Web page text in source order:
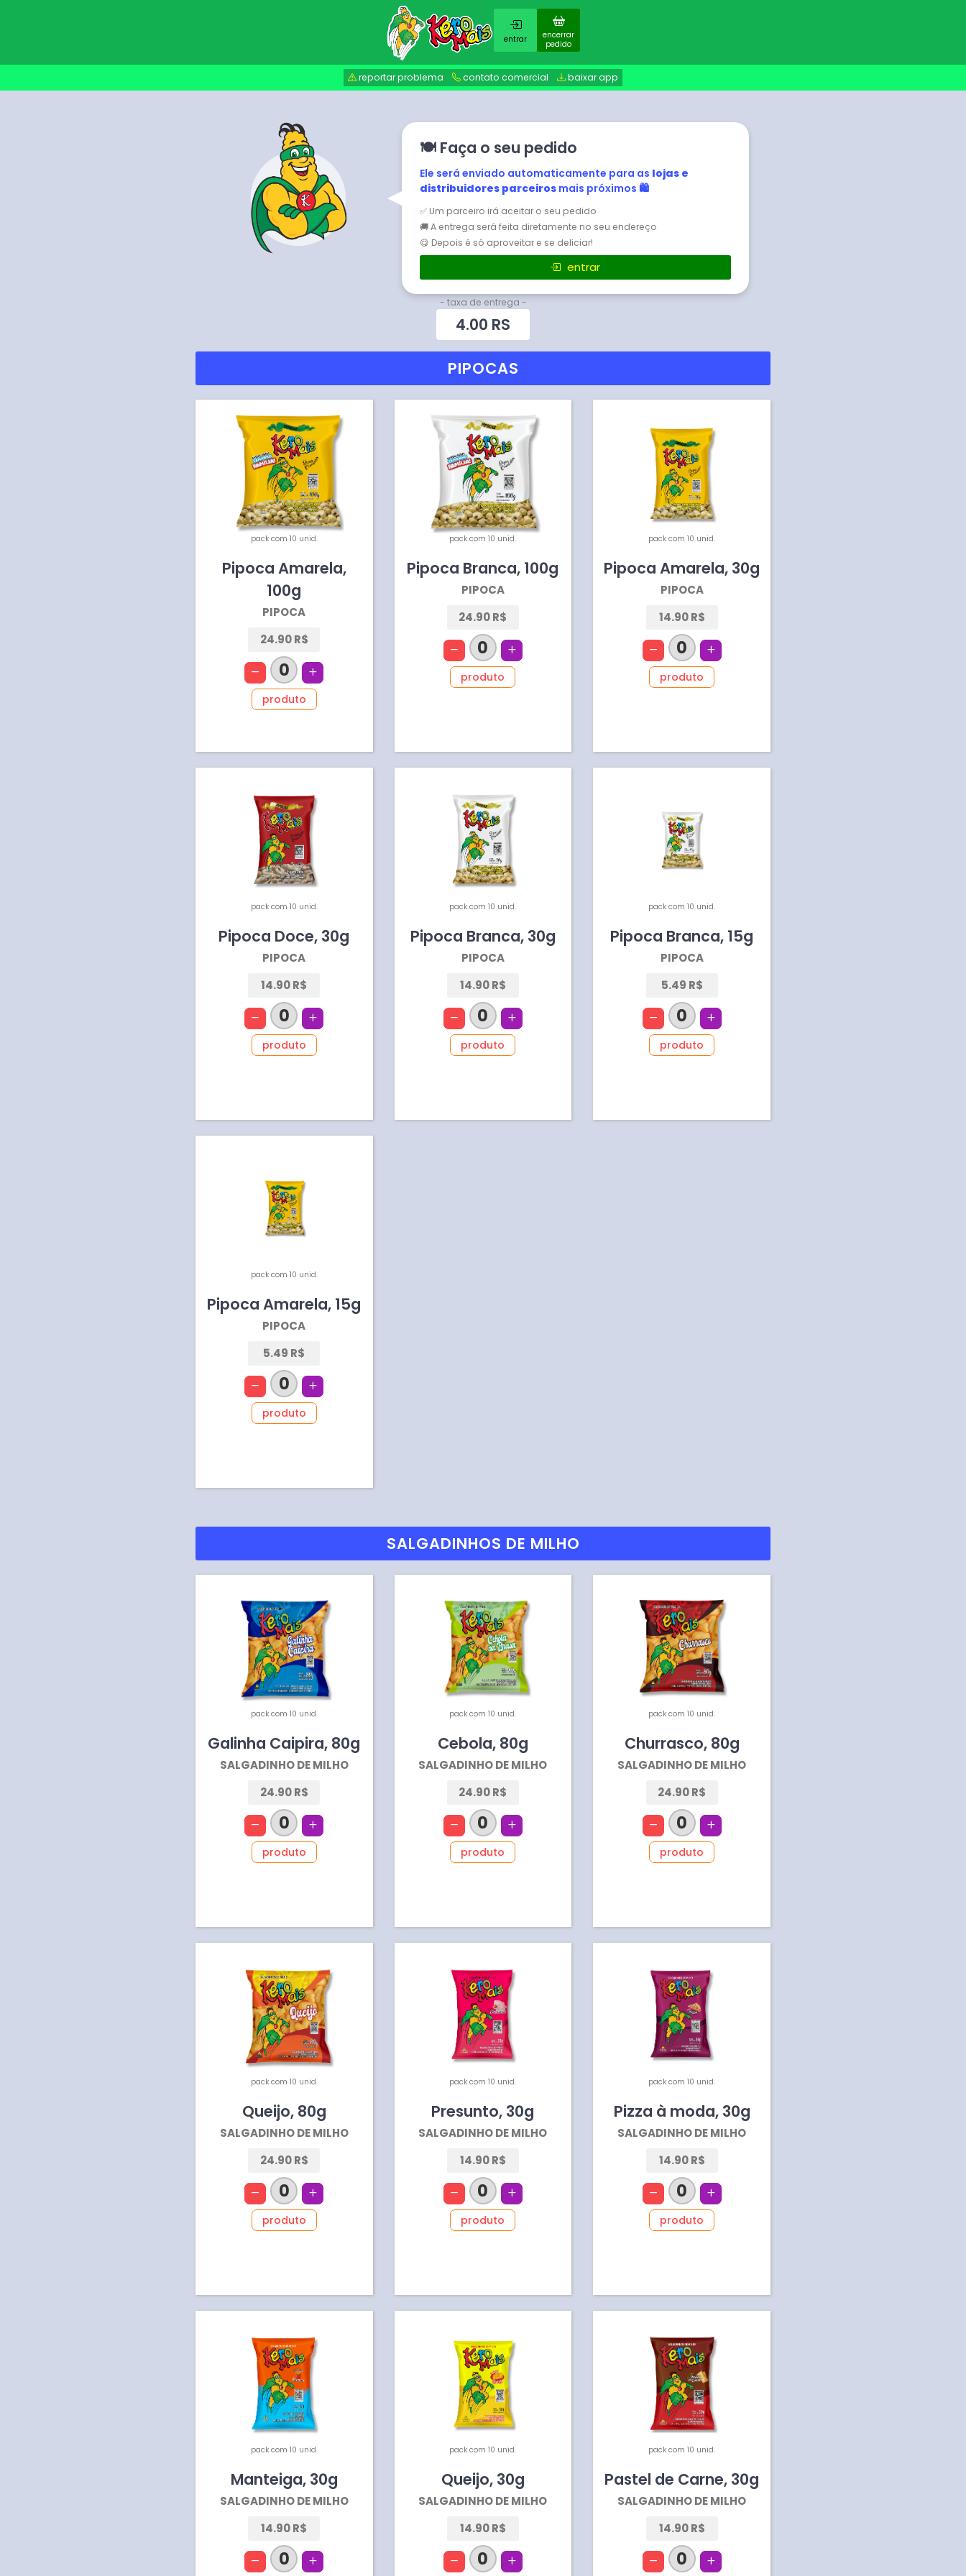
entrar
encerrar
pedido
reportar problema contato comercial baixar app
🍽️ Faça o seu pedido
Ele será enviado automaticamente para as lojas e
distribuidores parceirosmais próximos 🛍️
✅ Um parceiro irá aceitar o seu pedido
🚚 A entrega será feita diretamente no seu endereço
😋 Depois é só aproveitar e se deliciar!
entrar
- taxa de entrega -
4.00 RS
PIPOCAS
pack com 10 unid.
Pipoca Amarela,
100g
PIPOCA
24.90 R$
0
produto
pack com 10 unid.
Pipoca Branca, 100g
PIPOCA
24.90 R$
0
produto
pack com 10 unid.
Pipoca Amarela, 30g
PIPOCA
14.90 R$
0
produto
pack com 10 unid.
Pipoca Doce, 30g
PIPOCA
14.90 R$
0
produto
pack com 10 unid.
Pipoca Branca, 30g
PIPOCA
14.90 R$
0
produto
pack com 10 unid.
Pipoca Branca, 15g
PIPOCA
5.49 R$
0
produto
pack com 10 unid.
Pipoca Amarela, 15g
PIPOCA
5.49 R$
0
produto
SALGADINHOS DE MILHO
pack com 10 unid.
Galinha Caipira, 80g
SALGADINHO DE MILHO
24.90 R$
0
produto
pack com 10 unid.
Cebola, 80g
SALGADINHO DE MILHO
24.90 R$
0
produto
pack com 10 unid.
Churrasco, 80g
SALGADINHO DE MILHO
24.90 R$
0
produto
pack com 10 unid.
Queijo, 80g
SALGADINHO DE MILHO
24.90 R$
0
produto
pack com 10 unid.
Presunto, 30g
SALGADINHO DE MILHO
14.90 R$
0
produto
pack com 10 unid.
Pizza à moda, 30g
SALGADINHO DE MILHO
14.90 R$
0
produto
pack com 10 unid.
Manteiga, 30g
SALGADINHO DE MILHO
14.90 R$
0
pack com 10 unid.
Queijo, 30g
SALGADINHO DE MILHO
14.90 R$
0
pack com 10 unid.
Pastel de Carne, 30g
SALGADINHO DE MILHO
14.90 R$
0